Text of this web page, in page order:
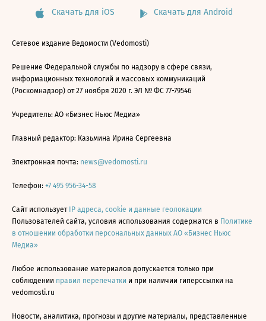
Скачать для iOS Скачать для Android
Сетевое издание Ведомости (Vedomosti)
Решение Федеральной службы по надзору в сфере связи,
информационных технологий и массовых коммуникаций
(Роскомнадзор) от 27 ноября 2020 г. ЭЛ № ФС 77-79546
Учредитель: АО «Бизнес Ньюс Медиа»
Главный редактор: Казьмина Ирина Сергеевна
Электронная почта: news@vedomosti.ru
Телефон: +7 495 956-34-58
Сайт использует IP адреса, cookie и данные геолокации
Пользователей сайта, условия использования содержатся в Политике
в отношении обработки персональных данных АО «Бизнес Ньюс
Медиа»
Любое использование материалов допускается только при
соблюдении правил перепечатки и при наличии гиперссылки на
vedomosti.ru
Новости, аналитика, прогнозы и другие материалы, представленные